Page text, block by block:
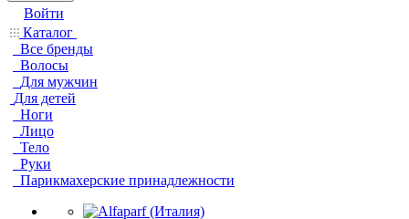
Войти
Каталог
Все бренды
Волосы
Для мужчин
Для детей
Ноги
Лицо
Тело
Руки
Парикмахерские принадлежности